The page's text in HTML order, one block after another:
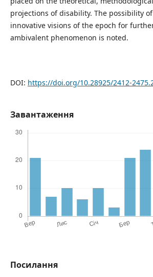
projections of disability. The possibility
innovative visions of the epoch for
ambivalent phenomenon is noted.
DOI: https://doi.org/10.28925/2412-
Завантаження
Посилання